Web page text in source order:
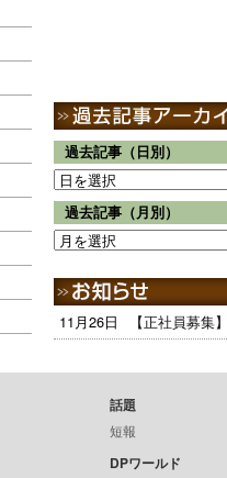
過去記事（日別）
過去記事（月別）
11月26日 【正社員募集
話題
短報
DPワールド